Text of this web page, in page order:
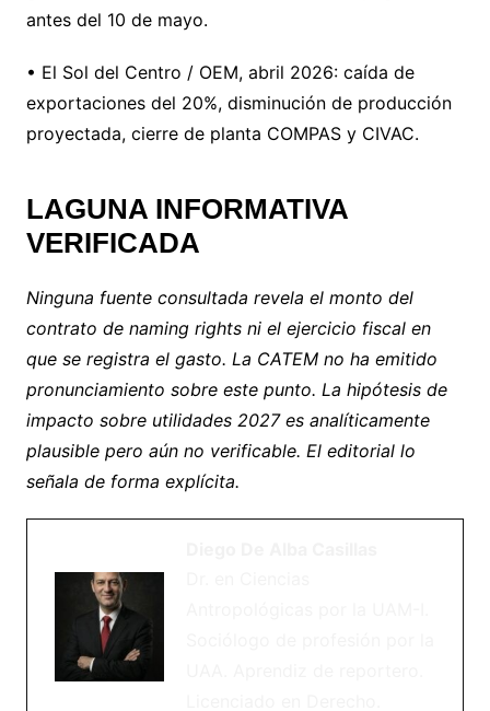
antes del 10 de mayo.
• El Sol del Centro / OEM, abril 2026: caída de
exportaciones del 20%, disminución de producción
proyectada, cierre de planta COMPAS y CIVAC.
LAGUNA INFORMATIVA
VERIFICADA
Ninguna fuente consultada revela el monto del
contrato de naming rights ni el ejercicio fiscal en
que se registra el gasto. La CATEM no ha emitido
pronunciamiento sobre este punto. La hipótesis de
impacto sobre utilidades 2027 es analíticamente
plausible pero aún no verificable. El editorial lo
señala de forma explícita.